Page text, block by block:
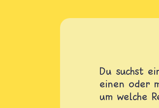
Du suchst
einen oder
um welche